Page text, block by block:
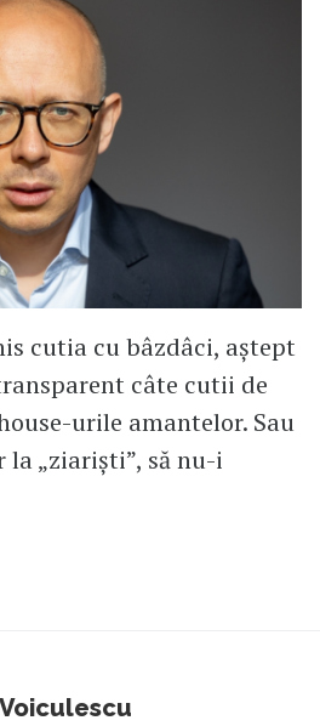
cutia cu bâzdâci, aștept
câte cutii de
urile amantelor. Sau
„ziariști”, să nu-i